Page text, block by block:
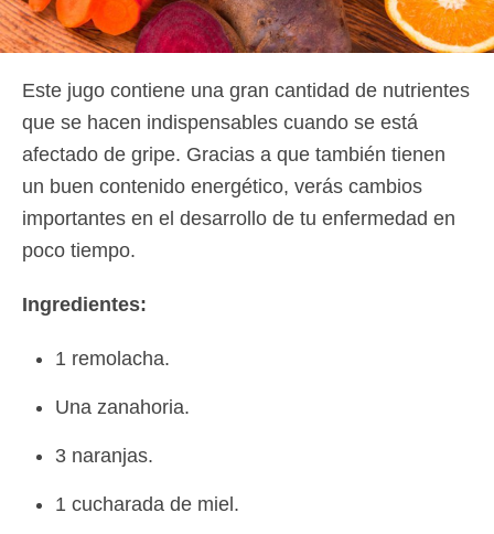
Este jugo contiene una gran cantidad de nutrientes
que se hacen indispensables cuando se está
afectado de gripe. Gracias a que también tienen
un buen contenido energético, verás cambios
importantes en el desarrollo de tu enfermedad en
poco tiempo.
Ingredientes:
1 remolacha.
Una zanahoria.
3 naranjas.
1 cucharada de miel.